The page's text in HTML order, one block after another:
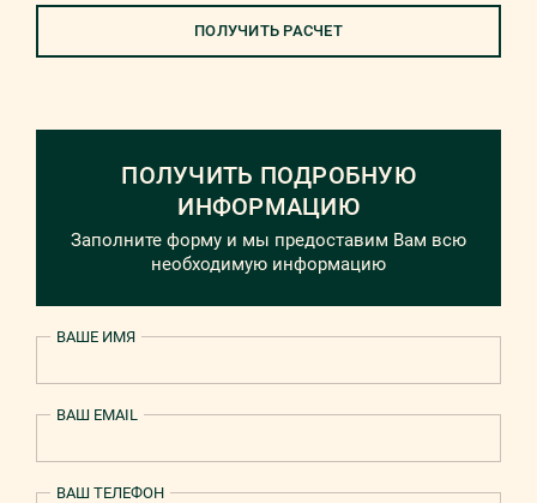
ПОЛУЧИТЬ РАСЧЕТ
ПОЛУЧИТЬ ПОДРОБНУЮ
ИНФОРМАЦИЮ
Заполните форму и мы предоставим Вам всю
необходимую информацию
ВАШЕ ИМЯ
ВАШ EMAIL
ВАШ ТЕЛЕФОН